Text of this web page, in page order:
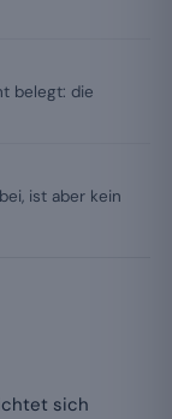
belegt: die
ist aber kein
sich